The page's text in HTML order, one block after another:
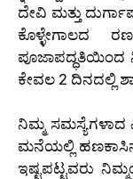
ದೇವಿ ಮತ್ತು
ಕೊಳ್ಳೇಗಾಲದ
ಪೂಜಾಪದ್ಧತಿಯಿಂದ
ಕೇವಲ 2 ದಿನದಲ್ಲಿ
ನಿಮ್ಮ ಸಮಸ್ಯೆಗಳಾದ
ಮನೆಯಲ್ಲಿ ಹಣಕಾಸಿನ
ಇಷ್ಟಪಟ್ಟವರು